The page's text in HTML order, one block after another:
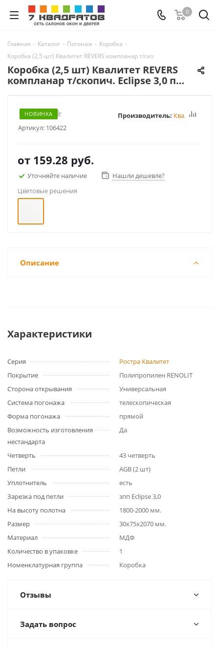
0
Главная - Каталог - Погонаж - Коробка -
Коробка (2,5 шт) Квалитет REVERS компланар т/скопич. Eclipse 3,0 под 2
Коробка (2,5 шт) Квалитет REVERS
компланар т/скопич. Eclipse 3,0 под
НОВИНКА
Артикул: 106422
Производитель: Квалитет
от 159.28 руб.
Уточняйте наличие
Нашли дешевле?
Цветовые решения
Описание
Характеристики
Серия
Ростра Квалитет
Покрытие
Полипропилен RENOLIT
Сторона открывания
Универсальная
Система погонажа
телескопическая
Форма погонажа
прямой
Возможность изготовления
нестандарта
Да
Четверть
43 четверть
Петли
AGB (2 шт)
Уплотнитель
есть
Зарезка под петли
зпп Eclipse 3,0
На высоту полотна
1800-2000 мм.
Размер
30x75x2070 мм.
Материал
МДФ
Количество в упаковке
1
Номенклатурная группа
Коробка
Отзывы
Задать вопрос